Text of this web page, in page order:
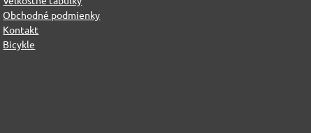
Obchodné podmienky
Kontakt
Bicykle